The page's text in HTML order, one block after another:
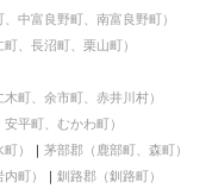
中富良野町、南富良野町）
、長沼町、栗山町）
町、余市町、赤井川村）
平町、むかわ町）
）
茅部郡（鹿部町、森町）
町）
釧路郡（釧路町）